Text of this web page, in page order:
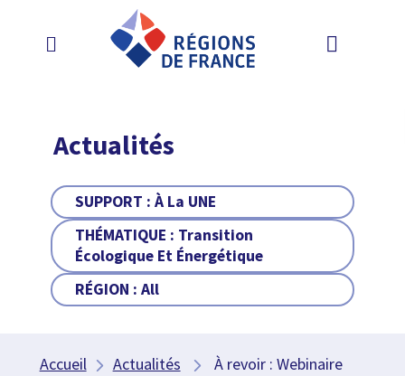
Actualités
SUPPORT :À La UNE
THÉMATIQUE : Transition
Écologique Et Énergétique
RÉGION :All
Accueil Actualités
À revoir : Webinaire